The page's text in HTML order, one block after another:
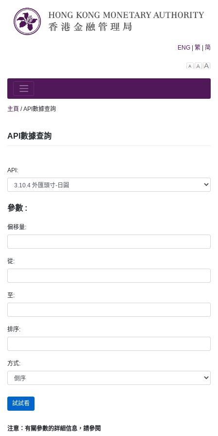
content
ENG | 繁 | 简
Reset
主頁 /API數據查詢
API數據查詢
API:
參數 :
偏移量:
從:
至:
排序:
方式:
試試看
注意：有關參數的詳細信息，請參閱